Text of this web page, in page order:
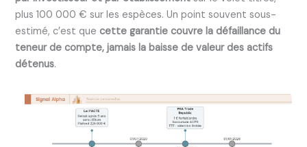
plus 100 000 € sur les espèces. Un point souvent sous-
estimé, c’est quecette garantie couvre la défaillance du
teneur de compte, jamais la baisse de valeur des actifs
détenus.